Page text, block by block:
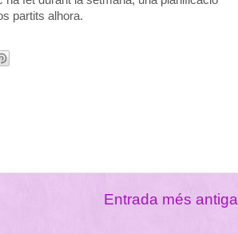
partits alhora.
Entrada més antiga